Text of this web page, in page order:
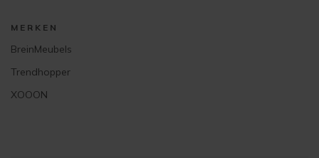
MERKEN
BreinMeubels
Trendhopper
XOOON